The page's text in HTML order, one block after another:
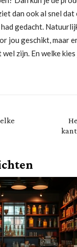
dan ook al snel dat
gedacht.
jou geschikt, maar
zijn. En welke